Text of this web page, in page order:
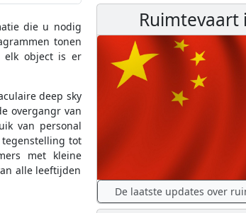
die u nodig
tonen
elk object is er
deep sky
overgangr van
van personal
tot
met kleine
alle leeftijden
Ruimtevaart
De laatste updates over